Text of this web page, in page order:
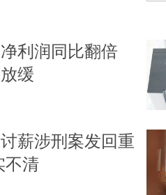
利润同比翻倍
缓
薪涉刑案发回重
不清